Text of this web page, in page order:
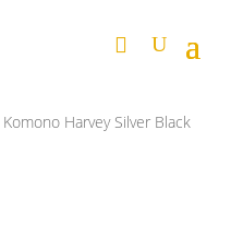
Komono Harvey Silver Black